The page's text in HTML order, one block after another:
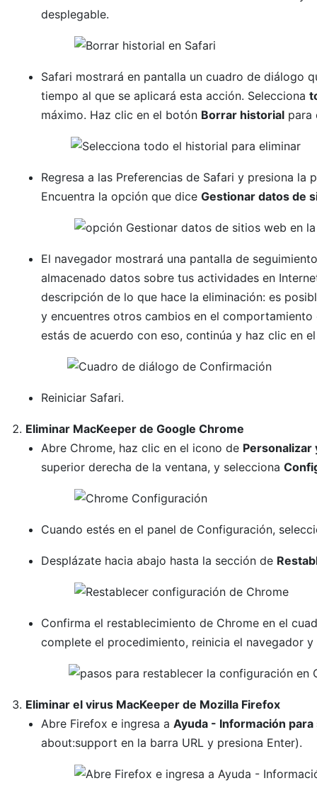
desplegable.
Safari mostrará en pantalla un cuadro de diálogo
tiempo al que se aplicará esta acción. Selecciona
máximo. Haz clic en el botón Borrar historialpara
Regresa a las Preferencias de Safari y presiona la
Encuentra la opción que dice Gestionar datos de
El navegador mostrará una pantalla de
almacenado datos sobre tus actividades en
descripción de lo que hace la eliminación: es
y encuentres otros cambios en el
estás de acuerdo con eso, continúa y haz clic en
Reiniciar Safari.
Eliminar MacKeeper de Google Chrome
Abre Chrome, haz clic en el icono de Personalizar
superior derecha de la ventana, y selecciona
Cuando estés en el panel de Configuración,
Desplázate hacia abajo hasta la sección de
Confirma el restablecimiento de Chrome en el
complete el procedimiento, reinicia el navegador
Eliminar el virus MacKeeper de Mozilla Firefox
Abre Firefox e ingresa a Ayuda - Información
about:support en la barra URL y presiona Enter).